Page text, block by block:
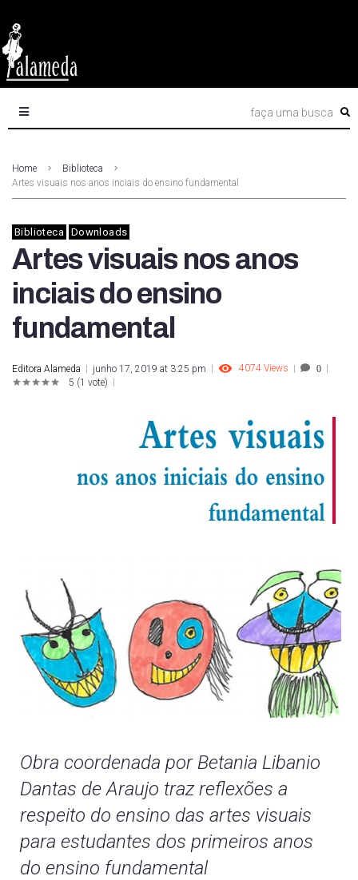
Home
Biblioteca
Artes visuais nos anos inciais do ensino fundamental
Biblioteca Downloads
Artes visuais nos anos
inciais do ensino
fundamental
Editora Alameda junho 17, 2019 at 3:25 pm 4074 Views 0
5 (1 vote)
Obra coordenada por Betania Libanio
Dantas de Araujo traz reflexões a
respeito do ensino das artes visuais
para estudantes dos primeiros anos
do ensino fundamental